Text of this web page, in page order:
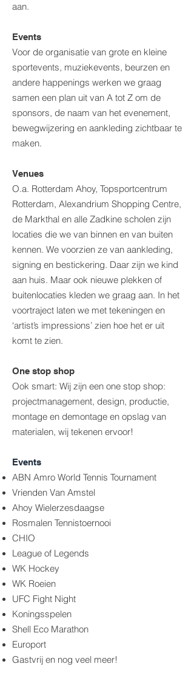
aan.
Events
Voor de organisatie van grote en kleine
sportevents, muziekevents, beurzen en
andere happenings werken we graag
samen een plan uit van A tot Z om de
sponsors, de naam van het evenement,
bewegwijzering en aankleding zichtbaar te
maken.
Venues
O.a. Rotterdam Ahoy, Topsportcentrum
Rotterdam, Alexandrium Shopping Centre,
de Markthal en alle Zadkine scholen zijn
locaties die we van binnen en van buiten
kennen. We voorzien ze van aankleding,
signing en bestickering. Daar zijn we kind
aan huis. Maar ook nieuwe plekken of
buitenlocaties kleden we graag aan. In het
voortraject laten we met tekeningen en
‘artist’s impressions’ zien hoe het er uit
komt te zien.
One stop shop
Ook smart: Wij zijn een one stop shop:
projectmanagement, design, productie,
montage en demontage en opslag van
materialen, wij tekenen ervoor!
Events
ABN Amro World Tennis Tournament
Vrienden Van Amstel
Ahoy Wielerzesdaagse
Rosmalen Tennistoernooi
CHIO
League of Legends
WK Hockey
WK Roeien
UFC Fight Night
Koningsspelen
Shell Eco Marathon
Europort
Gastvrij en nog veel meer!